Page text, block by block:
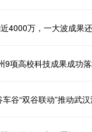
4000万，一大波成果
9项高校科技成果成功
谷“双谷联动”推动武